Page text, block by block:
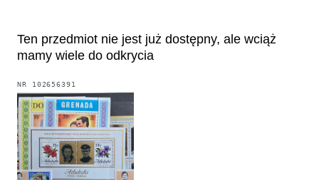
Ten przedmiot nie jest już dostępny, ale wciąż
mamy wiele do odkrycia
NR 102656391